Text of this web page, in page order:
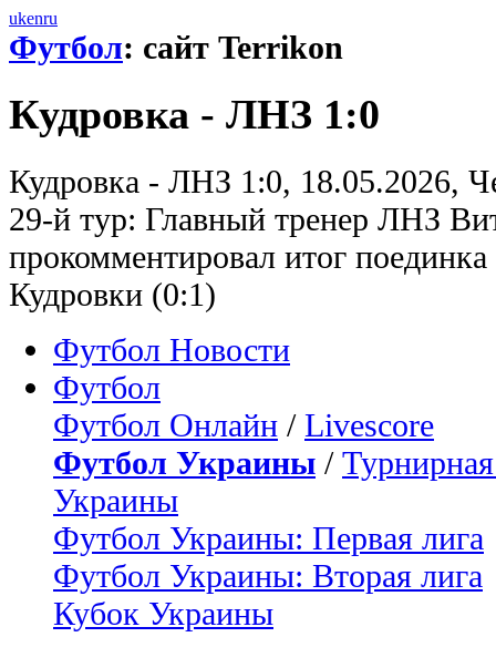
ukenru
Футбол: сайт Terrikon
Кудровка - ЛНЗ 1:0
Кудровка - ЛНЗ 1:0, 18.05.2026,
29-й тур: Главный тренер ЛНЗ
прокомментировал итог
Кудровки (0:1)
Футбол Новости
Футбол
Футбол Онлайн / Livescore
Футбол Украины /
Украины
Футбол Украины: Первая лига
Футбол Украины: Вторая лига
Кубок Украины